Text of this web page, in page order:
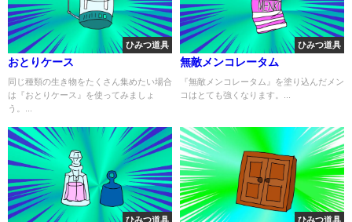
ひみつ道具
おとりケース
同じ種類の生き物をたくさん集めたい場合
は『おとりケース』を使ってみましょ
う。...
ひみつ道具
無敵メンコレータム
『無敵メンコレータム』を塗り込んだメン
コはとても強くなります。...
ひみつ道具 ひみつ道具